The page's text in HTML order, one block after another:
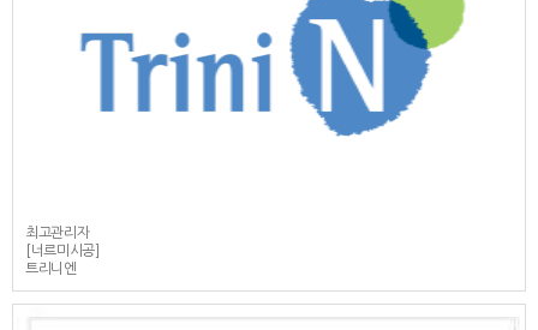
최고관리자
[너르미시공]
트리니엔